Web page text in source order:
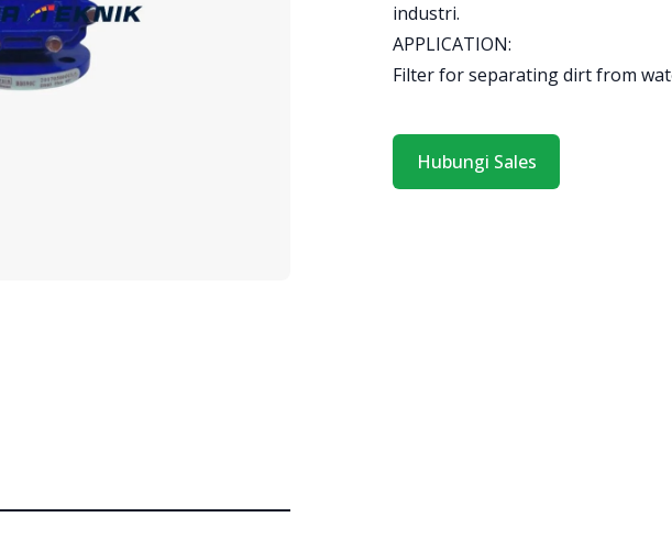
industri.
APPLICATION:
Filter for separating dirt from
Hubungi Sales